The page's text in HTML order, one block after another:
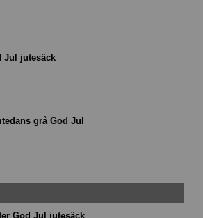
Jul jutesäck
grå God Jul
God Jul jutesäck